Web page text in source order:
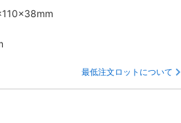
最低注文ロットについて